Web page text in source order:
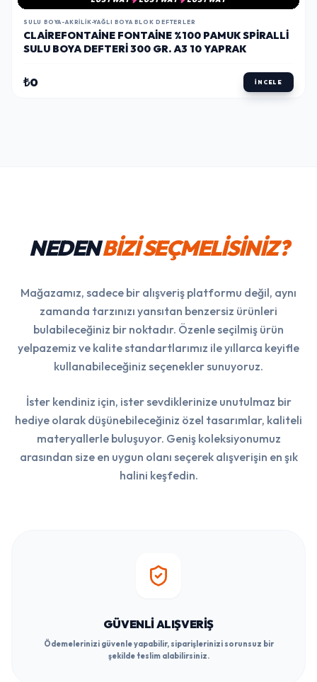
SULU BOYA-AKRILIK-YAĞLI BOYA BLOK DEFTERLER
CLAIREFONTAINE FONTAINE %100 PAMUK SPIRALLI
SULU BOYA DEFTERI 300 GR. A3 10 YAPRAK
₺0 İNCELE
NEDENBİZİ SEÇMELİSİNİZ?
Mağazamız, sadece bir alışveriş platformu değil, aynı
zamanda tarzınızı yansıtan benzersiz ürünleri
bulabileceğiniz bir noktadır. Özenle seçilmiş ürün
yelpazemiz ve kalite standartlarımız ile yıllarca keyifle
kullanabileceğiniz seçenekler sunuyoruz.
İster kendiniz için, ister sevdiklerinize unutulmaz bir
hediye olarak düşünebileceğiniz özel tasarımlar, kaliteli
materyallerle buluşuyor. Geniş koleksiyonumuz
arasından size en uygun olanı seçerek alışverişin en şık
halini keşfedin.
GÜVENLI ALIŞVERIŞ
Ödemelerinizi güvenle yapabilir, siparişlerinizi sorunsuz bir
şekilde teslim alabilirsiniz.